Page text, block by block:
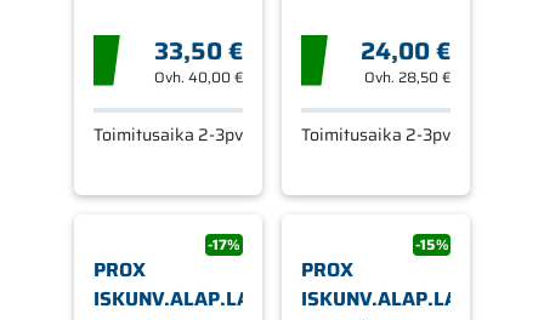
33,50 €
Ovh. 40,00 €
Toimitusaika 2-3pv
24,00 €
Ovh.28,50 €
Toimitusaika 2-3pv
-17%
PROX
ISKUNV.ALAP.LAAKERI.SRJ
-15%
PROX